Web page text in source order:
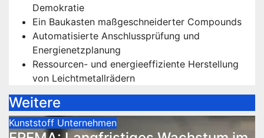
Demokratie
Ein Baukasten maßgeschneiderter Compounds
Automatisierte Anschlussprüfung und
Energienetzplanung
Ressourcen- und energieeffiziente Herstellung
von Leichtmetallrädern
Weitere
Kunststoff Unternehmen